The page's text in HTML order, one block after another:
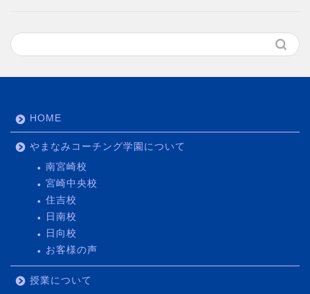
HOME
やまなみコーチング学園について
南宮崎校
宮崎中央校
住吉校
日南校
日向校
お客様の声
授業について